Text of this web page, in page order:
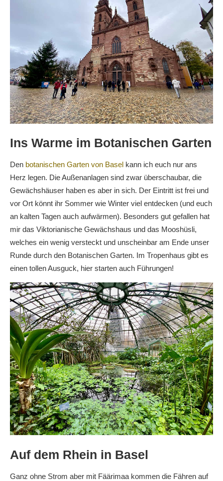
Ins Warme im Botanischen Garten
Den botanischen Garten von Basel kann ich euch nur ans
Herz legen. Die Außenanlagen sind zwar überschaubar, die
Gewächshäuser haben es aber in sich. Der Eintritt ist frei und
vor Ort könnt ihr Sommer wie Winter viel entdecken (und euch
an kalten Tagen auch aufwärmen). Besonders gut gefallen hat
mir das Viktorianische Gewächshaus und das Mooshüsli,
welches ein wenig versteckt und unscheinbar am Ende unser
Runde durch den Botanischen Garten. Im Tropenhaus gibt es
einen tollen Ausguck, hier starten auch Führungen!
Auf dem Rhein in Basel
Ganz ohne Strom aber mit Fäärimaa kommen die Fähren auf